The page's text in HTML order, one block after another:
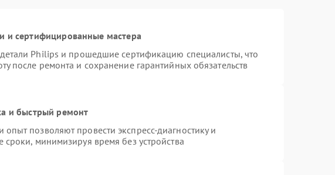
и сертифицированные мастера
Philips и прошедшие сертификацию специалисты, что
после ремонта и сохранение гарантийных обязательств
и быстрый ремонт
позволяют провести экспресс-диагностику и
сроки, минимизируя время без устройства